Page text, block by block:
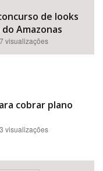
de looks
Amazonas
visualizações
cobrar plano
visualizações